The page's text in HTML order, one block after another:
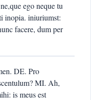
ego neque tu
inopia. iniuriumst:
facere, dum per
DE. Pro
MI. Ah,
is meus est